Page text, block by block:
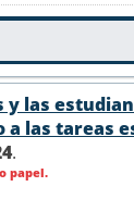
y las
las tareas
.
papel.